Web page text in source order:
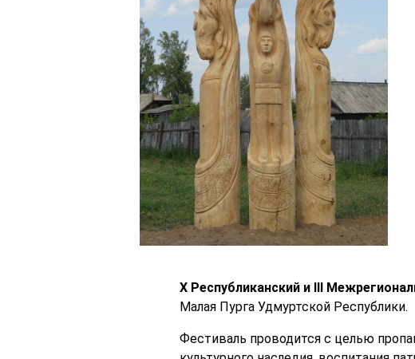
X Республиканский и III
Малая Пурга Удмуртской Республики.
Фестиваль проводится с целью